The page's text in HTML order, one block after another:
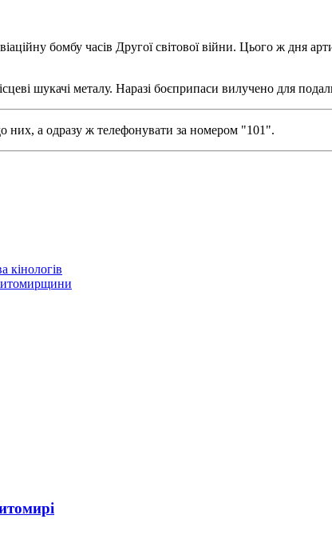
бомбу часів Другої світової війни. Цього ж дня
шукачі металу. Наразі боєприпаси вилучено для
них, а одразу ж телефонувати за номером "101".
кінологів